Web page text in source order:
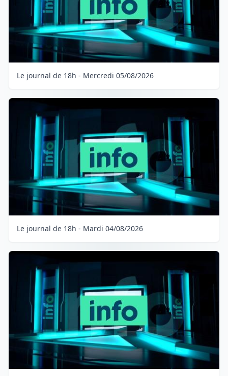
Le journal de 18h - Mercredi 05/08/2026
Le journal de 18h - Mardi 04/08/2026